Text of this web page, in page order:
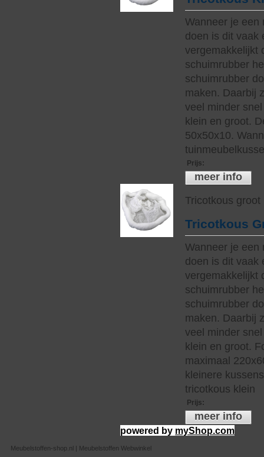
Wanneer je een
doen is dit vaak
vergemakkelijkt
schuimrubber
schuimrubber
maken. Daarbij
veel minder
klein en groot.
50x50x10.
Prijs:
meer info
Tricotkous groot
Tricotkous
Wanneer je een
doen is dit vaak
vergemakkelijkt
schuimrubber
schuimrubber
maken. Daarbij
veel minder
klein en groot.
maximaal
kleinere
tricotkous klein
Prijs:
meer info
powered by myShop.com
Meubelstoffen-shop.nl | Meubelstoffen Webwinkel